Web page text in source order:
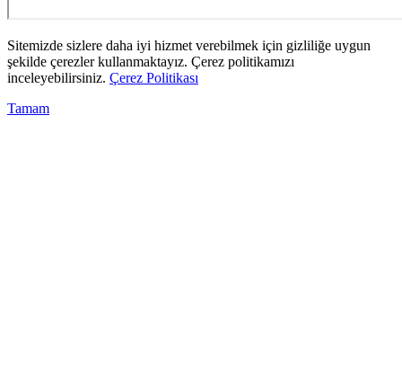
Sitemizde sizlere daha iyi hizmet verebilmek için gizliliğe uygun
şekilde çerezler kullanmaktayız. Çerez politikamızı
inceleyebilirsiniz. Çerez Politikası
Tamam